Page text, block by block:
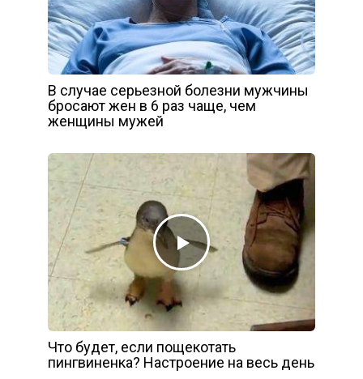
В случае серьезной болезни мужчины
бросают жен в 6 раз чаще, чем
женщины мужей
Что будет, если пощекотать
пингвиненка? Настроение на весь день